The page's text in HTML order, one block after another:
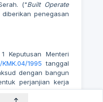
("Built Operate
penegasan
Keputusan Menteri
KMK.04/1995 tanggal
dengan bangun
perjanjian kerja
pemegang hak